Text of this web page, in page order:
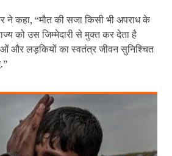
ने कहा, “मौत की सजा किसी भी अपराध के
को उस जिम्मेदारी से मुक्त कर देता है
और लड़कियों का स्वतंत्र जीवन सुनिश्चित